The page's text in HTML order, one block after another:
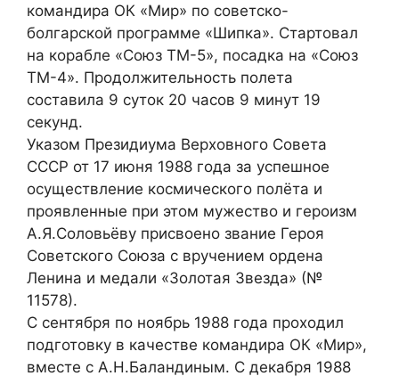
командира ОК «Мир» по советско-
болгарской программе «Шипка». Стартовал
на корабле «Союз ТМ-5», посадка на «Союз
ТМ-4». Продолжительность полета
составила 9 суток 20 часов 9 минут 19
секунд.
Указом Президиума Верховного Совета
СССР от 17 июня 1988 года за успешное
осуществление космического полёта и
проявленные при этом мужество и героизм
А.Я.Соловьёву присвоено звание Героя
Советского Союза с вручением ордена
Ленина и медали «Золотая Звезда» (№
11578).
С сентября по ноябрь 1988 года проходил
подготовку в качестве командира ОК «Мир»,
вместе с А.Н.Баландиным. С декабря 1988